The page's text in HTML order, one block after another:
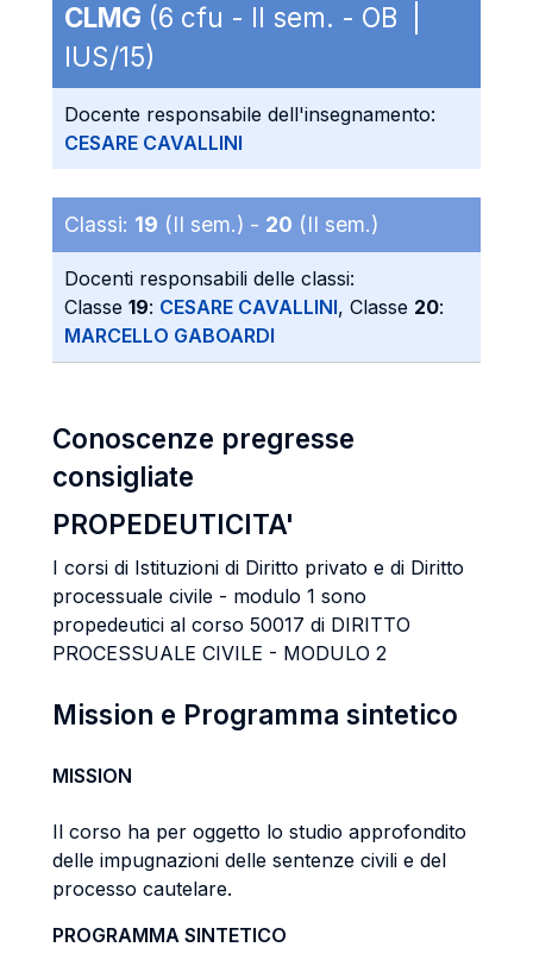
CLMG (6 cfu - II sem. - OB |
IUS/15)
Docente responsabile dell'insegnamento:
CESARE CAVALLINI
Classi: 19 (II sem.) - 20 (II sem.)
Docenti responsabili delle classi:
Classe 19: CESARE CAVALLINI, Classe 20:
MARCELLO GABOARDI
Conoscenze pregresse
consigliate
PROPEDEUTICITA'
I corsi di Istituzioni di Diritto privato e di Diritto
processuale civile - modulo 1 sono
propedeutici al corso 50017 di DIRITTO
PROCESSUALE CIVILE - MODULO 2
Mission e Programma sintetico
MISSION
Il corso ha per oggetto lo studio approfondito
delle impugnazioni delle sentenze civili e del
processo cautelare.
PROGRAMMA SINTETICO